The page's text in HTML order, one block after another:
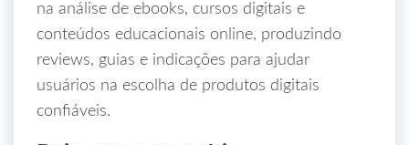
na análise de ebooks, cursos digitais e
conteúdos educacionais online, produzindo
reviews, guias e indicações para ajudar
usuários na escolha de produtos digitais
confiáveis.